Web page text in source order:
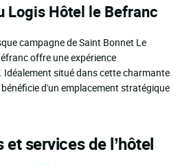
Logis Hôtel le Befranc
campagne de Saint Bonnet Le
offre une expérience
situé dans cette charmante
d'un emplacement stratégique
services de l’hôtel